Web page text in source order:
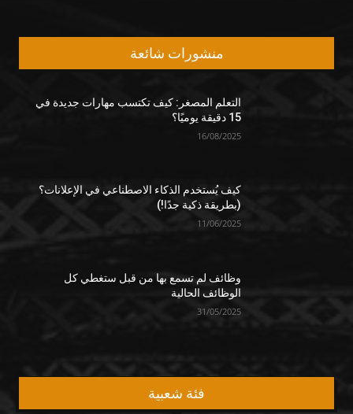
منشورات شائعة
التعلم المصغر: كيف تكتسب مهارات جديدة في
15 دقيقة يوميًا؟
16/08/2025
كيف يُستخدم الذكاء الاصطناعي في الإعلانات؟
(بطريقة ذكية جدًا!)
11/06/2025
وظائف لم تسمع بها من قبل ستغطي كل
الوظائف الحالية
31/05/2025
فئة شعبية